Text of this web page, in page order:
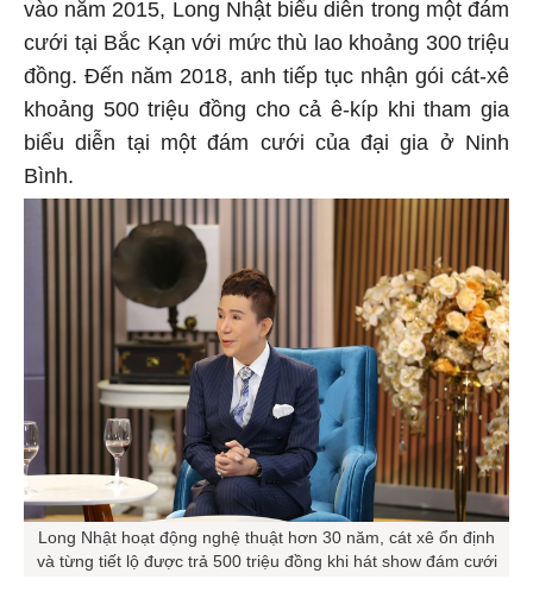
vào năm 2015, Long Nhật biểu diễn trong một đám
cưới tại Bắc Kạn với mức thù lao khoảng 300 triệu
đồng. Đến năm 2018, anh tiếp tục nhận gói cát-xê
khoảng 500 triệu đồng cho cả ê-kíp khi tham gia
biểu diễn tại một đám cưới của đại gia ở Ninh
Bình.
Long Nhật hoạt động nghệ thuật hơn 30 năm, cát xê ổn định
và từng tiết lộ được trả 500 triệu đồng khi hát show đám cưới